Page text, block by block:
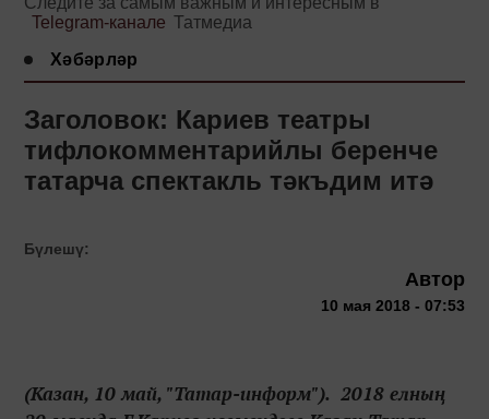
Telegram-канале Татмедиа
Хәбәрләр
Заголовок: Кариев театры
тифлокомментарийлы беренче
татарча спектакль тәкъдим итә
Бүлешү:
Автор
10 мая 2018 - 07:53
(Казан, 10 май, "Татар-информ"). 2018 елның